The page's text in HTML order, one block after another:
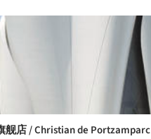
舰店 / Christian de Portzamparc